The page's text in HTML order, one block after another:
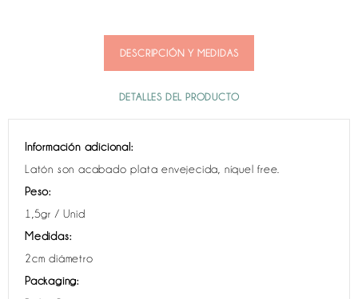
DESCRIPCIÓN Y MEDIDAS
DETALLES DEL PRODUCTO
Información adicional:
Latón son acabado plata envejecida, níquel free.
Peso:
1,5gr / Unid
Medidas:
2cm diámetro
Packaging: